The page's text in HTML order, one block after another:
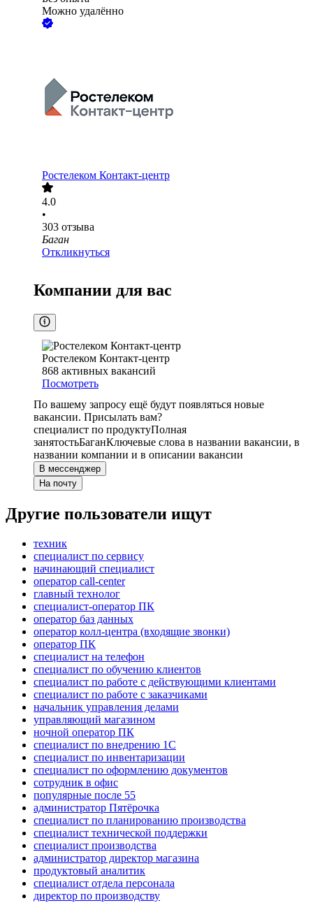
Можно удалённо
Ростелеком Контакт-центр
4.0
•
303 отзыва
Баган
Откликнуться
Компании для вас
Ростелеком Контакт-центр
868 активных вакансий
Посмотреть
По вашему запросу ещё будут появляться новые
вакансии. Присылать вам?
специалист по продуктуПолная
занятостьБаганКлючевые слова в названии вакансии, в
названии компании и в описании вакансии
В мессенджер
На почту
Другие пользователи ищут
техник
специалист по сервису
начинающий специалист
оператор call-center
главный технолог
специалист-оператор ПК
оператор баз данных
оператор колл-центра (входящие звонки)
оператор ПК
специалист на телефон
специалист по обучению клиентов
специалист по работе с действующими клиентами
специалист по работе с заказчиками
начальник управления делами
управляющий магазином
ночной оператор ПК
специалист по внедрению 1С
специалист по инвентаризации
специалист по оформлению документов
сотрудник в офис
популярные после 55
администратор Пятёрочка
специалист по планированию производства
специалист технической поддержки
специалист производства
администратор директор магазина
продуктовый аналитик
специалист отдела персонала
директор по производству